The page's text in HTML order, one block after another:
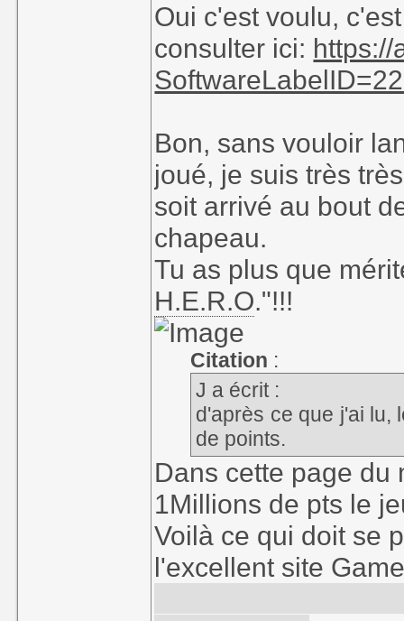
Oui c'est voulu,
consulter ici: https://
Bon, sans vouloir
joué, je suis très
soit arrivé au bout
chapeau.
Tu as plus que
H.E.R.O."!!!
Citation :
J a écrit :
d'après ce que j'ai lu,
de points.
Dans cette page du
1Millions de pts le
Voilà ce qui doit se
l'excellent site